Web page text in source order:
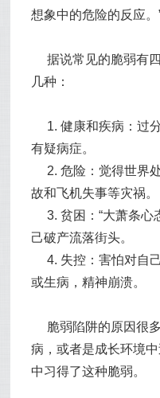
想象中的危险的反应。
据说常见的脆弱有
几种：
1. 健康和疾病：过
有疑病症。
2. 危险：觉得世界
故和飞机失事等灾祸。
3. 贫困：“大萧条心
己破产流落街头。
4. 失控：害怕对自
或生病，精神崩溃。
脆弱陷阱的原因很
病，或者是成长环境
中习得了这种脆弱。